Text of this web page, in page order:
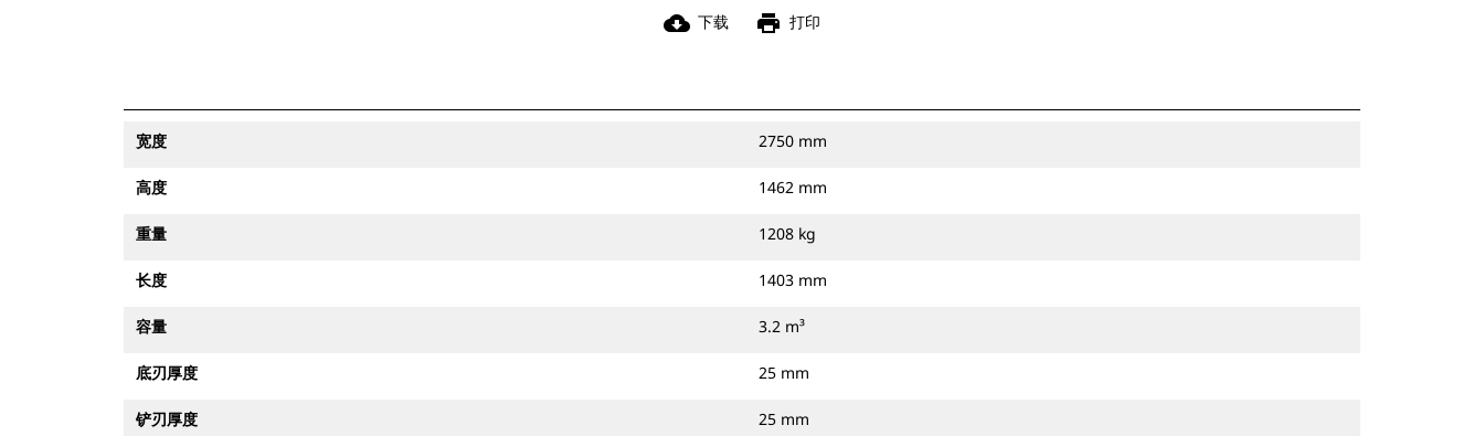
cloud_download 下载 print 打印
宽度 2750 mm
高度 1462 mm
重量 1208 kg
长度 1403 mm
容量 3.2 m³
底刃厚度 25 mm
铲刃厚度 25 mm